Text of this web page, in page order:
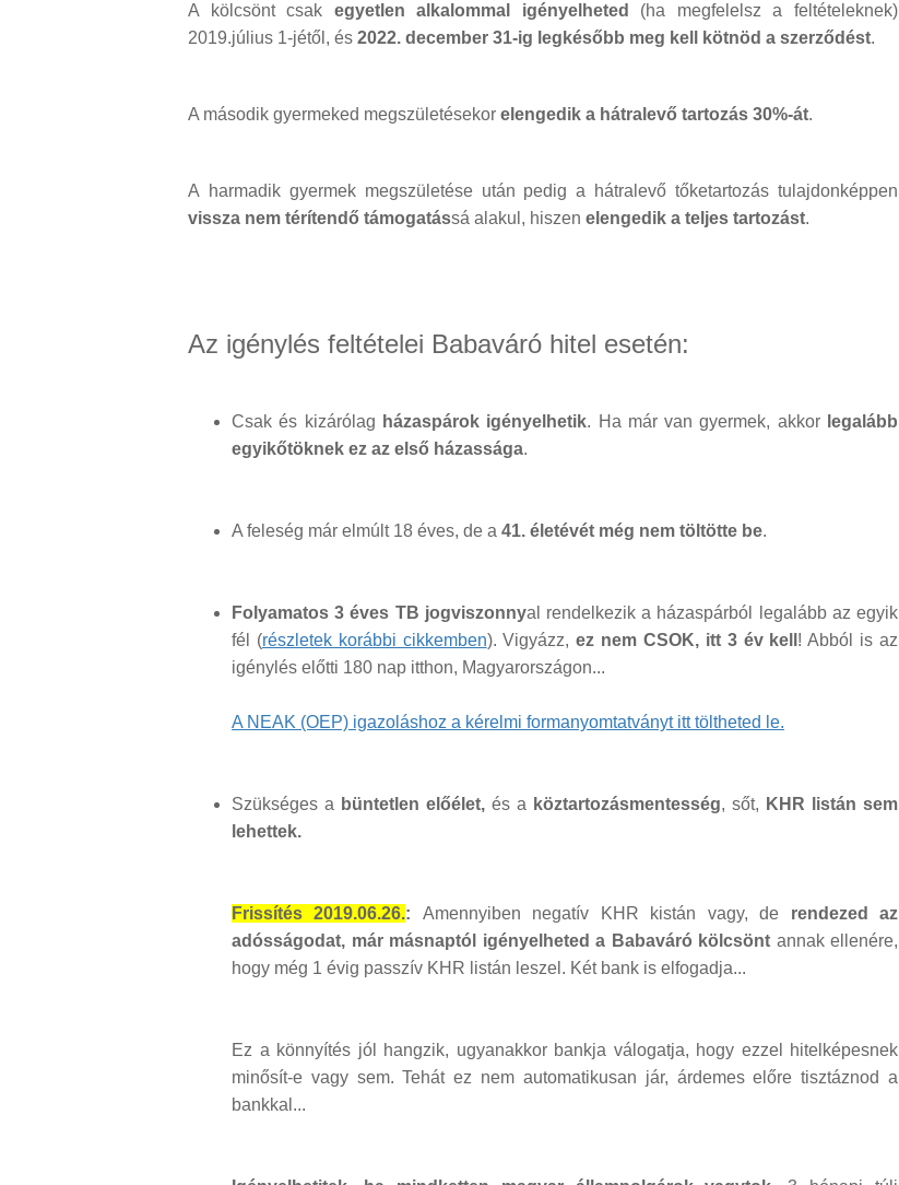
A kölcsönt csak egyetlen alkalommal igényelheted
(ha megfelelsz a feltételeknek)
2019.július 1-jétől, és 2022. december 31-ig legkésőbb meg kell kötnöd a szerződést.
A második gyermeked megszületésekor elengedik a hátralevő tartozás 30%-át.
A harmadik gyermek megszületése után pedig a hátralevő tőketartozás tulajdonképpen
vissza nem térítendő támogatássá alakul, hiszen elengedik a teljes tartozást.
Az igénylés feltételei Babaváró hitel esetén:
Csak és kizárólag házaspárok igényelhetik. Ha már van gyermek, akkor legalább
egyikőtöknek ez az első házassága.
A feleség már elmúlt 18 éves, de a 41. életévét még nem töltötte be.
Folyamatos 3 éves TB jogviszonnyal rendelkezik a házaspárból legalább az egyik
fél (részletek korábbi cikkemben). Vigyázz,ez nem CSOK, itt 3 év kell ! Abból is az
igénylés előtti 180 nap itthon, Magyarországon...
A NEAK (OEP) igazoláshoz a kérelmi formanyomtatványt itt töltheted le.
Szükséges a büntetlen előélet, és a köztartozásmentesség, sőt, KHR listán sem
lehettek.
Frissítés 2019.06.26.: Amennyiben negatív KHR kistán vagy, de rendezed az
adósságodat, már másnaptól igényelheted a Babaváró kölcsönt annak ellenére,
hogy még 1 évig passzív KHR listán leszel. Két bank is elfogadja...
Ez a könnyítés jól hangzik, ugyanakkor bankja válogatja, hogy ezzel hitelképesnek
minősít-e vagy sem. Tehát ez nem automatikusan jár, árdemes előre tisztáznod a
bankkal...